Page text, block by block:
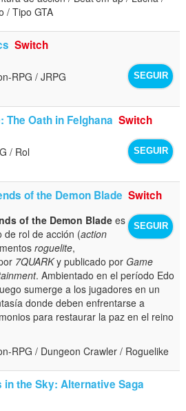
/ Tipo GTA
Switch
SEGUIR
RPG / JRPG
The Oath in Felghana Switch
SEGUIR
/ Rol
of the Demon Blade Switch
SEGUIR
of the Demon Blade es
de rol de acción (action
roguelite,
7QUARKy publicado porGame
. Ambientado en el período Edo
sumerge a los jugadores en un
donde deben enfrentarse a
para restaurar la paz en el reino
RPG / Dungeon Crawler / Roguelike
in the Sky: Alternative Saga